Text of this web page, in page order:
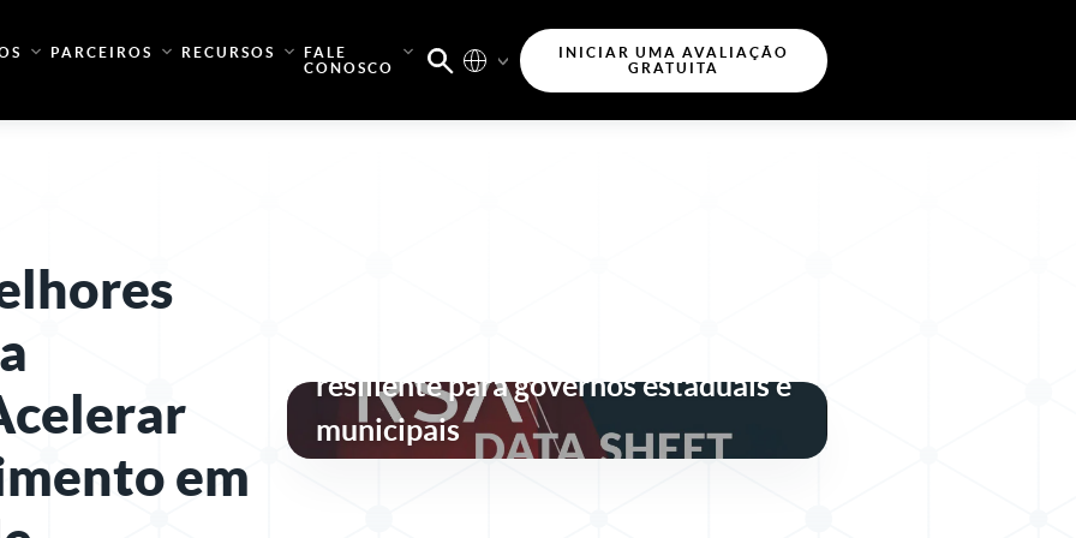
PARCEIROS RECURSOS
FALE
CONOSCO
INICIAR UMA AVALIAÇÃO
GRATUITA
em
resiliente para governos estaduais e
municipais